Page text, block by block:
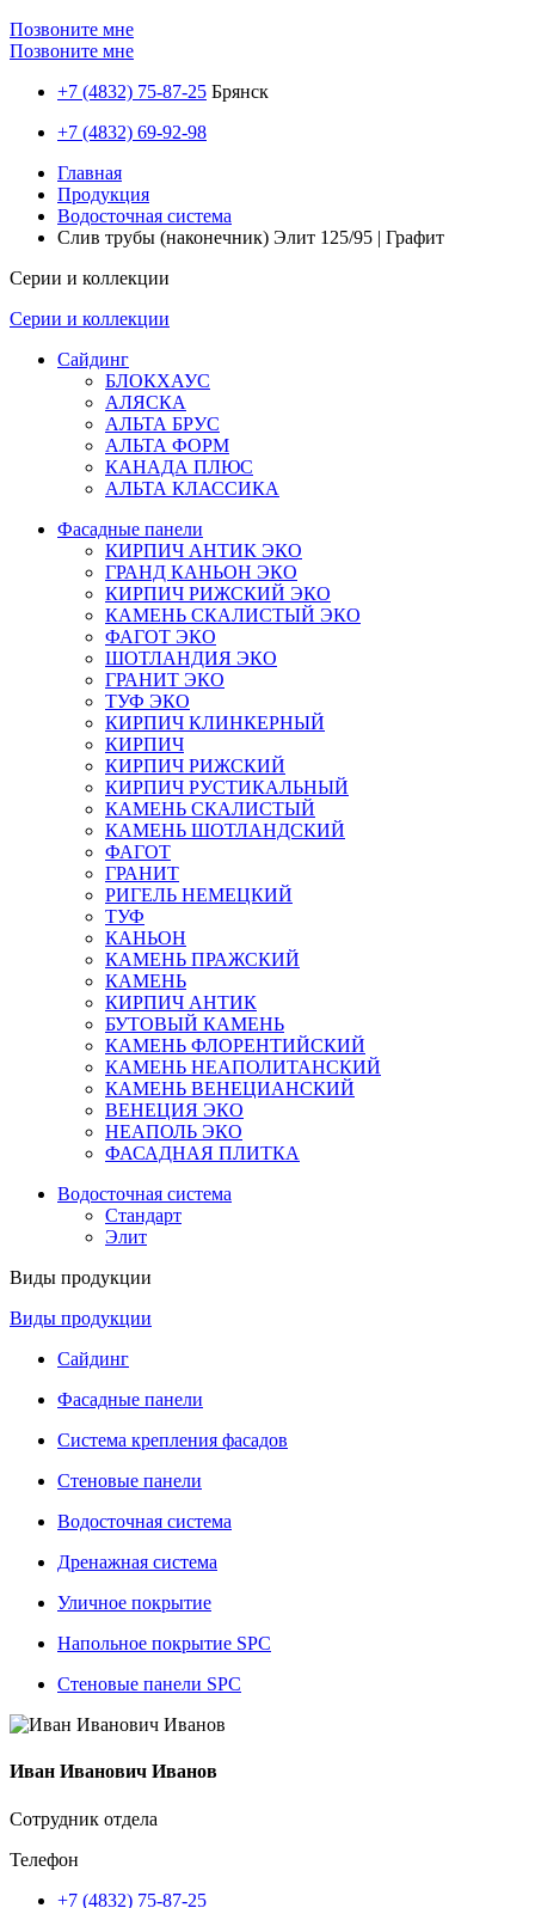
Позвоните мне
Позвоните мне
+7 (4832) 75-87-25 Брянск
+7 (4832) 69-92-98
Главная
Продукция
Водосточная система
Слив трубы (наконечник) Элит 125/95 | Графит
Серии и коллекции
Серии и коллекции
Сайдинг
БЛОКХАУС
АЛЯСКА
АЛЬТА БРУС
АЛЬТА ФОРМ
КАНАДА ПЛЮС
АЛЬТА КЛАССИКА
Фасадные панели
КИРПИЧ АНТИК ЭКО
ГРАНД КАНЬОН ЭКО
КИРПИЧ РИЖСКИЙ ЭКО
КАМЕНЬ СКАЛИСТЫЙ ЭКО
ФАГОТ ЭКО
ШОТЛАНДИЯ ЭКО
ГРАНИТ ЭКО
ТУФ ЭКО
КИРПИЧ КЛИНКЕРНЫЙ
КИРПИЧ
КИРПИЧ РИЖСКИЙ
КИРПИЧ РУСТИКАЛЬНЫЙ
КАМЕНЬ СКАЛИСТЫЙ
КАМЕНЬ ШОТЛАНДСКИЙ
ФАГОТ
ГРАНИТ
РИГЕЛЬ НЕМЕЦКИЙ
ТУФ
КАНЬОН
КАМЕНЬ ПРАЖСКИЙ
КАМЕНЬ
КИРПИЧ АНТИК
БУТОВЫЙ КАМЕНЬ
КАМЕНЬ ФЛОРЕНТИЙСКИЙ
КАМЕНЬ НЕАПОЛИТАНСКИЙ
КАМЕНЬ ВЕНЕЦИАНСКИЙ
ВЕНЕЦИЯ ЭКО
НЕАПОЛЬ ЭКО
ФАСАДНАЯ ПЛИТКА
Водосточная система
Стандарт
Элит
Виды продукции
Виды продукции
Сайдинг
Фасадные панели
Система крепления фасадов
Стеновые панели
Водосточная система
Дренажная система
Уличное покрытие
Напольное покрытие SPC
Стеновые панели SPC
Иван Иванович Иванов
Сотрудник отдела
Телефон
+7 (4832) 75-87-25